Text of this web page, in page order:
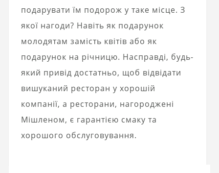
подарувати їм подорож у таке місце. З
якої нагоди? Навіть як подарунок
молодятам замість квітів або як
подарунок на річницю. Насправді, будь-
який привід достатньо, щоб відвідати
вишуканий ресторан у хорошій
компанії, а ресторани, нагороджені
Мішленом, є гарантією смаку та
хорошого обслуговування.